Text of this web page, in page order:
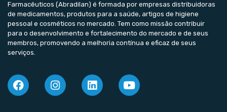
Farmacêuticos (Abradilan) é formada por empresas distribuidoras
de medicamentos, produtos para a saúde, artigos de higiene
pessoal e cosméticos no mercado. Tem como missão contribuir
para o desenvolvimento e fortalecimento do mercado e de seus
membros, promovendo a melhoria contínua e eficaz de seus
serviços.